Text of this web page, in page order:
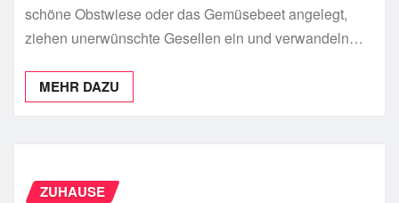
schöne Obstwiese oder das Gemüsebeet angelegt,
ziehen unerwünschte Gesellen ein und verwandeln…
MEHR DAZU
ZUHAUSE